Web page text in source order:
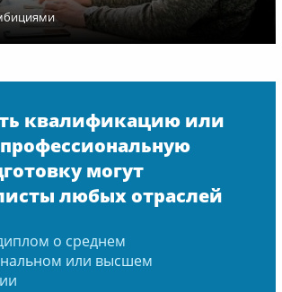
квалификацию или
могут
любых отраслей
о среднем
или высшем